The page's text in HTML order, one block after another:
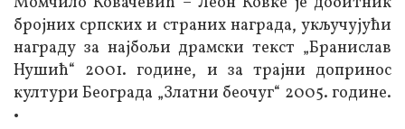
бројних српских и страних награда, укључујући
награду за најбољи драмски текст „Бранислав
Нушић“ 2001. године, и за трајни допринос
култури Београда „Златни беочуг“ 2005. године.
•